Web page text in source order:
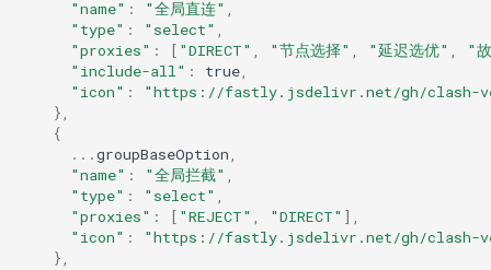
"name" : "全局直连" ,
"type" : "select" ,
"proxies" : [ "DIRECT" , "节点选择" , "延迟选优" ,
"
"include-all" : true,
"icon" :
"https://fastly.jsdelivr.net/gh/clash-
},
{
...groupBaseOption,
"name" : "全局拦截" ,
"type" : "select" ,
"proxies" : [ "REJECT" , "DIRECT" ],
"icon" :
"https://fastly.jsdelivr.net/gh/clash-
},